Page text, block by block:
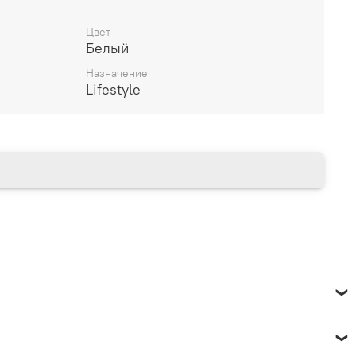
дней
Цвет
Белый
Назначение
Lifestyle